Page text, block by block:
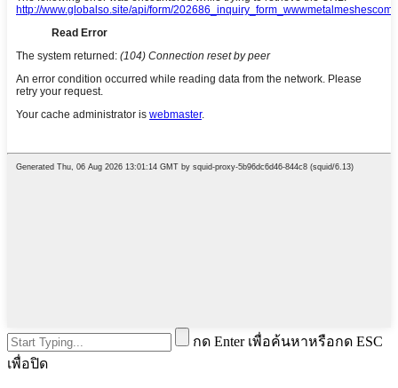
กด Enter เพื่อค้นหาหรือกด ESC
เพื่อปิด